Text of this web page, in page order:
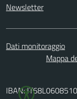
Newsletter
Dati monitoraggio
Mappa
IBAN: